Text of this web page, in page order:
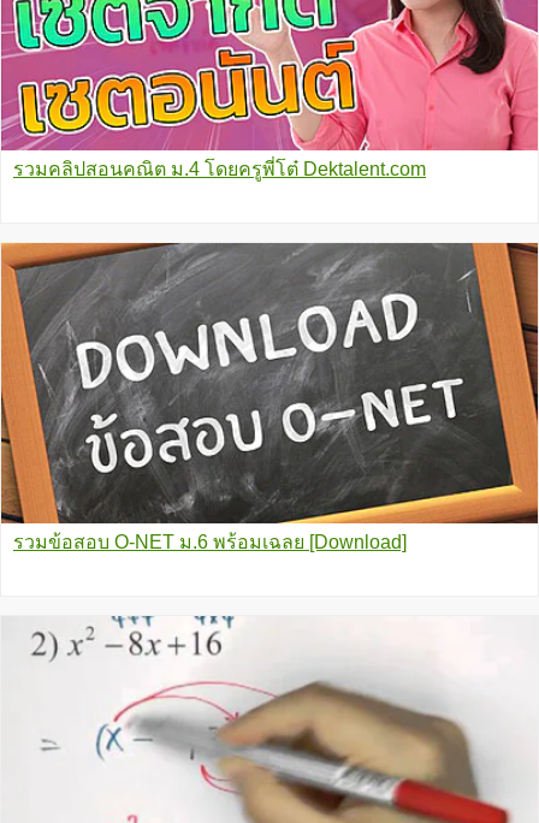
รวมคลิปสอนคณิต ม.4 โดยครูพี่โต๋ Dektalent.com
รวมข้อสอบ O-NET ม.6 พร้อมเฉลย [Download]